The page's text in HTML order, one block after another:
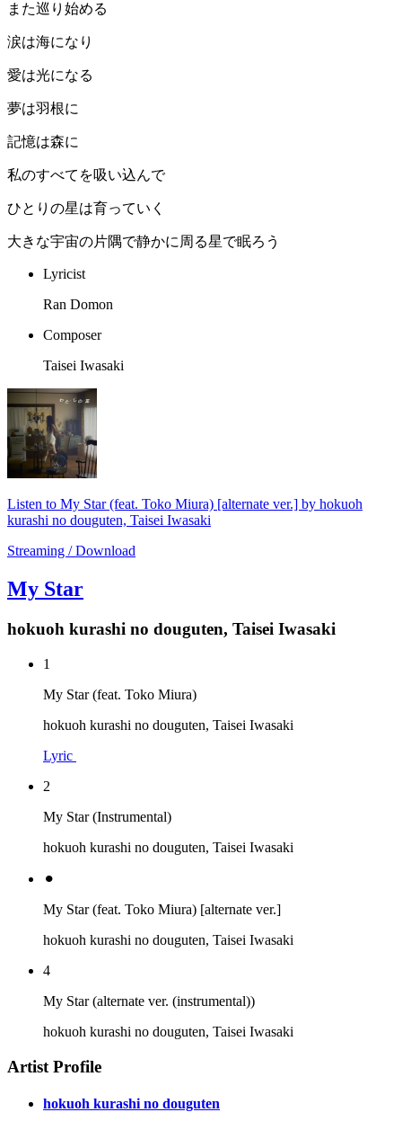
また巡り始める
涙は海になり
愛は光になる
夢は羽根に
記憶は森に
私のすべてを吸い込んで
ひとりの星は育っていく
大きな宇宙の片隅で静かに周る星で眠ろう
Lyricist
Ran Domon
Composer
Taisei Iwasaki
Listen to My Star (feat. Toko Miura) [alternate ver.] by hokuoh
kurashi no douguten, Taisei Iwasaki
Streaming / Download
My Star
hokuoh kurashi no douguten, Taisei Iwasaki
1
My Star (feat. Toko Miura)
hokuoh kurashi no douguten, Taisei Iwasaki
Lyric
2
My Star (Instrumental)
hokuoh kurashi no douguten, Taisei Iwasaki
⚫︎
My Star (feat. Toko Miura) [alternate ver.]
hokuoh kurashi no douguten, Taisei Iwasaki
4
My Star (alternate ver. (instrumental))
hokuoh kurashi no douguten, Taisei Iwasaki
Artist Profile
hokuoh kurashi no douguten